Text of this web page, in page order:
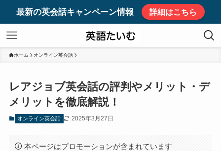
最新の英会話キャンペーン情報 詳細はこちら
ホーム オンライン英会話
レアジョブ英会話の評判やメリット・デ
メリットを徹底解説！
オンライン英会話 2025年3月27日
本ページはプロモーションが含まれています